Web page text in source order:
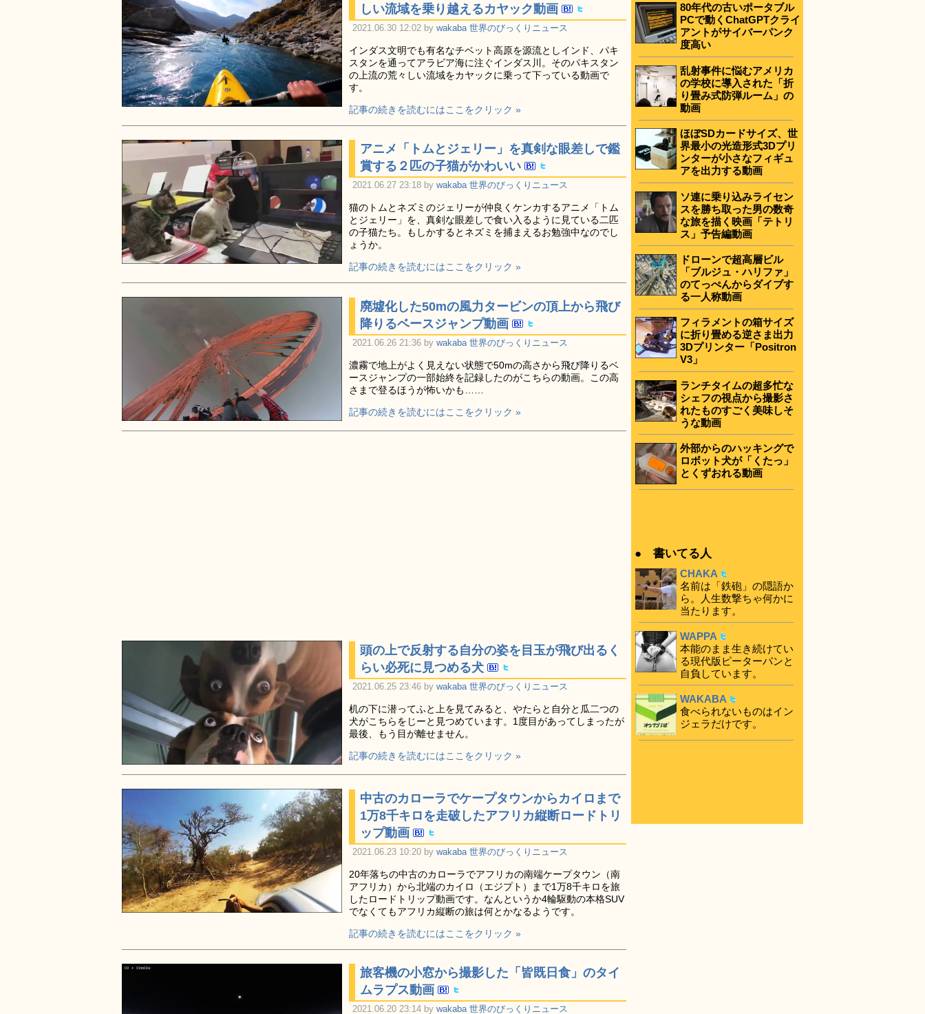
しい流域を乗り越えるカヤック動画
2021.06.30 12:02 by wakaba 世界のびっくりニュース
インダス文明でも有名なチベット高原を源流としインド、パキ
スタンを通ってアラビア海に注ぐインダス川。そのパキスタン
の上流の荒々しい流域をカヤックに乗って下っている動画で
す。
記事の続きを読むにはここをクリック »
アニメ「トムとジェリー」を真剣な眼差しで鑑
賞する２匹の子猫がかわいい
2021.06.27 23:18 by wakaba 世界のびっくりニュース
猫のトムとネズミのジェリーが仲良くケンカするアニメ「トム
とジェリー」を、真剣な眼差しで食い入るように見ている二匹
の子猫たち。もしかするとネズミを捕まえるお勉強中なのでし
ょうか。
記事の続きを読むにはここをクリック »
廃墟化した50mの風力タービンの頂上から飛び
降りるベースジャンプ動画
2021.06.26 21:36 by wakaba 世界のびっくりニュース
濃霧で地上がよく見えない状態で50mの高さから飛び降りるベ
ースジャンプの一部始終を記録したのがこちらの動画。この高
さまで登るほうが怖いかも……
記事の続きを読むにはここをクリック »
頭の上で反射する自分の姿を目玉が飛び出るく
らい必死に見つめる犬
2021.06.25 23:46 by wakaba 世界のびっくりニュース
机の下に潜ってふと上を見てみると、やたらと自分と瓜二つの
犬がこちらをじーと見つめています。1度目があってしまったが
最後、もう目が離せません。
記事の続きを読むにはここをクリック »
中古のカローラでケープタウンからカイロまで
1万8千キロを走破したアフリカ縦断ロードトリ
ップ動画
2021.06.23 10:20 by wakaba 世界のびっくりニュース
20年落ちの中古のカローラでアフリカの南端ケープタウン（南
アフリカ）から北端のカイロ（エジプト）まで1万8千キロを旅
したロードトリップ動画です。なんというか4輪駆動の本格SUV
でなくてもアフリカ縦断の旅は何とかなるようです。
記事の続きを読むにはここをクリック »
旅客機の小窓から撮影した「皆既日食」のタイ
ムラプス動画
2021.06.20 23:14 by wakaba 世界のびっくりニュース
80年代の古いポータブル
PCで動くChatGPTクライ
アントがサイバーパンク
度高い
乱射事件に悩むアメリカ
の学校に導入された「折
り畳み式防弾ルーム」の
動画
ほぼSDカードサイズ、世
界最小の光造形式3Dプリ
ンターが小さなフィギュ
アを出力する動画
ソ連に乗り込みライセン
スを勝ち取った男の数奇
な旅を描く映画「テトリ
ス」予告編動画
ドローンで超高層ビル
「ブルジュ・ハリファ」
のてっぺんからダイブす
る一人称動画
フィラメントの箱サイズ
に折り畳める逆さま出力
3Dプリンター「Positron
V3」
ランチタイムの超多忙な
シェフの視点から撮影さ
れたものすごく美味しそ
うな動画
外部からのハッキングで
ロボット犬が「くたっ」
とくずおれる動画
● 書いてる人
CHAKA
名前は「鉄砲」の隠語か
ら。人生数撃ちゃ何かに
当たります。
WAPPA
本能のまま生き続けてい
る現代版ピーターパンと
自負しています。
WAKABA
食べられないものはイン
ジェラだけです。